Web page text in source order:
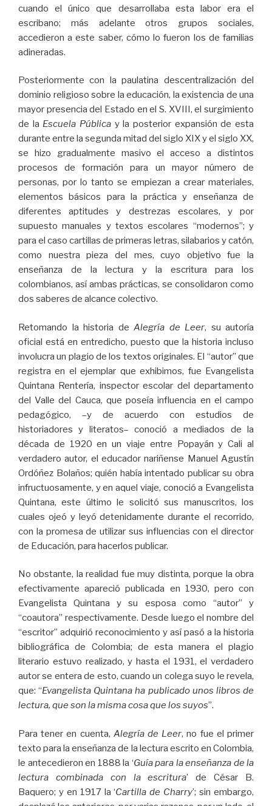
cuando el único que desarrollaba esta labor era el
escribano; más adelante otros grupos sociales,
accedieron a este saber, cómo lo fueron los de familias
adineradas.
Posteriormente con la paulatina descentralización del
dominio religioso sobre la educación, la existencia de una
mayor presencia del Estado en el S. XVIII, el surgimiento
de la Escuela Pública y la posterior expansión de esta
durante entre la segunda mitad del siglo XIX y el siglo XX,
se hizo gradualmente masivo el acceso a distintos
procesos de formación para un mayor número de
personas, por lo tanto se empiezan a crear materiales,
elementos básicos para la práctica y enseñanza de
diferentes aptitudes y destrezas escolares, y por
supuesto manuales y textos escolares “modernos”; y
para el caso cartillas de primeras letras, silabarios y catón,
como nuestra pieza del mes, cuyo objetivo fue la
enseñanza de la lectura y la escritura para los
colombianos, así ambas prácticas, se consolidaron como
dos saberes de alcance colectivo.
Retomando la historia de Alegría de Leer, su autoría
oficial está en entredicho, puesto que la historia incluso
involucra un plagio de los textos originales. El “autor” que
registra en el ejemplar que exhibimos, fue Evangelista
Quintana Rentería, inspector escolar del departamento
del Valle del Cauca, que poseía influencia en el campo
pedagógico, –y de acuerdo con estudios de
historiadores y literatos– conoció a mediados de la
década de 1920 en un viaje entre Popayán y Cali al
verdadero autor, el educador nariñense Manuel Agustín
Ordóñez Bolaños; quién había intentado publicar su obra
infructuosamente, y en aquel viaje, conoció a Evangelista
Quintana, este último le solicitó sus manuscritos, los
cuales ojeó y leyó detenidamente durante el recorrido,
con la promesa de utilizar sus influencias con el director
de Educación, para hacerlos publicar.
No obstante, la realidad fue muy distinta, porque la obra
efectivamente apareció publicada en 1930, pero con
Evangelista Quintana y su esposa como “autor” y
“coautora” respectivamente. Desde luego el nombre del
“escritor” adquirió reconocimiento y así pasó a la historia
bibliográfica de Colombia; de esta manera el plagio
literario estuvo realizado, y hasta el 1931, el verdadero
autor se entera de esto, cuando un colega suyo le revela,
que: “Evangelista Quintana ha publicado unos libros de
lectura, que son la misma cosa que los suyos”.
Para tener en cuenta, Alegría de Leer, no fue el primer
texto para la enseñanza de la lectura escrito en Colombia,
le antecedieron en 1888 la ‘Guía para la enseñanza de la
lectura combinada con la escritura’ de César B.
Baquero; y en 1917 la ‘Cartilla de Charry’; sin embargo,